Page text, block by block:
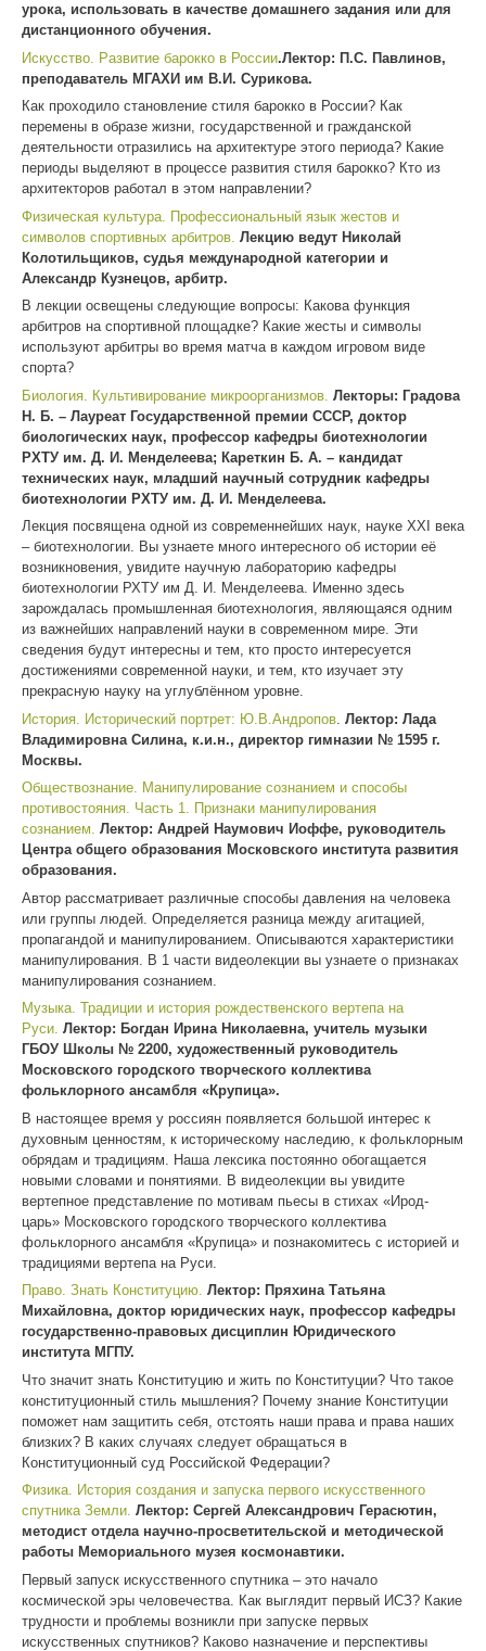
урока, использовать в качестве домашнего задания или для
дистанционного обучения.
Искусство. Развитие барокко в России.Лектор: П.С. Павлинов,
преподаватель МГАХИ им В.И. Сурикова.
Как проходило становление стиля барокко в России? Как
перемены в образе жизни, государственной и гражданской
деятельности отразились на архитектуре этого периода? Какие
периоды выделяют в процессе развития стиля барокко? Кто из
архитекторов работал в этом направлении?
Физическая культура. Профессиональный язык жестов и
символов спортивных арбитров. Лекцию ведут Николай
Колотильщиков, судья международной категории и
Александр Кузнецов, арбитр.
В лекции освещены следующие вопросы: Какова функция
арбитров на спортивной площадке? Какие жесты и символы
используют арбитры во время матча в каждом игровом виде
спорта?
Биология. Культивирование микроорганизмов. Лекторы: Градова
Н. Б. – Лауреат Государственной премии СССР, доктор
биологических наук, профессор кафедры биотехнологии
РХТУ им. Д. И. Менделеева; Кареткин Б. А. – кандидат
технических наук, младший научный сотрудник кафедры
биотехнологии РХТУ им. Д. И. Менделеева.
Лекция посвящена одной из современнейших наук, науке XXI века
– биотехнологии. Вы узнаете много интересного об истории её
возникновения, увидите научную лабораторию кафедры
биотехнологии РХТУ им Д. И. Менделеева. Именно здесь
зарождалась промышленная биотехнология, являющаяся одним
из важнейших направлений науки в современном мире. Эти
сведения будут интересны и тем, кто просто интересуется
достижениями современной науки, и тем, кто изучает эту
прекрасную науку на углублённом уровне.
История. Исторический портрет: Ю.В.Андропов Лектор: Лада
Владимировна Силина, к.и.н., директор гимназии № 1595 г.
Москвы.
Обществознание. Манипулирование сознанием и способы
противостояния. Часть 1. Признаки манипулирования
сознанием. Лектор: Андрей Наумович Иоффе, руководитель
Центра общего образования Московского института развития
образования.
Автор рассматривает различные способы давления на человека
или группы людей. Определяется разница между агитацией,
пропагандой и манипулированием. Описываются характеристики
манипулирования. В 1 части видеолекции вы узнаете о признаках
манипулирования сознанием.
Музыка. Традиции и история рождественского вертепа на
Руси. Лектор: Богдан Ирина Николаевна, учитель музыки
ГБОУ Школы № 2200, художественный руководитель
Московского городского творческого коллектива
фольклорного ансамбля «Крупица».
В настоящее время у россиян появляется большой интерес к
духовным ценностям, к историческому наследию, к фольклорным
обрядам и традициям. Наша лексика постоянно обогащается
новыми словами и понятиями. В видеолекции вы увидите
вертепное представление по мотивам пьесы в стихах «Ирод-
царь» Московского городского творческого коллектива
фольклорного ансамбля «Крупица» и познакомитесь с историей и
традициями вертепа на Руси.
Право. Знать Конституцию. Лектор: Пряхина Татьяна
Михайловна, доктор юридических наук, профессор кафедры
государственно-правовых дисциплин Юридического
института МГПУ.
Что значит знать Конституцию и жить по Конституции? Что такое
конституционный стиль мышления? Почему знание Конституции
поможет нам защитить себя, отстоять наши права и права наших
близких? В каких случаях следует обращаться в
Конституционный суд Российской Федерации?
Физика. История создания и запуска первого искусственного
спутника Земли. Лектор: Сергей Александрович Герасютин,
методист отдела научно-просветительской и методической
работы Мемориального музея космонавтики.
Первый запуск искусственного спутника – это начало
космической эры человечества. Как выглядит первый ИСЗ? Какие
трудности и проблемы возникли при запуске первых
искусственных спутников? Каково назначение и перспективы